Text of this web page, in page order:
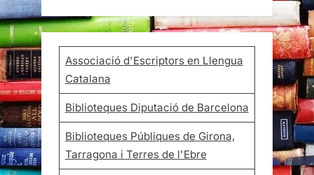
Associació d'Escriptors en Llengua
Catalana
Biblioteques Diputació de Barcelona
Biblioteques Públiques de Girona,
Tarragona i Terres de l'Ebre